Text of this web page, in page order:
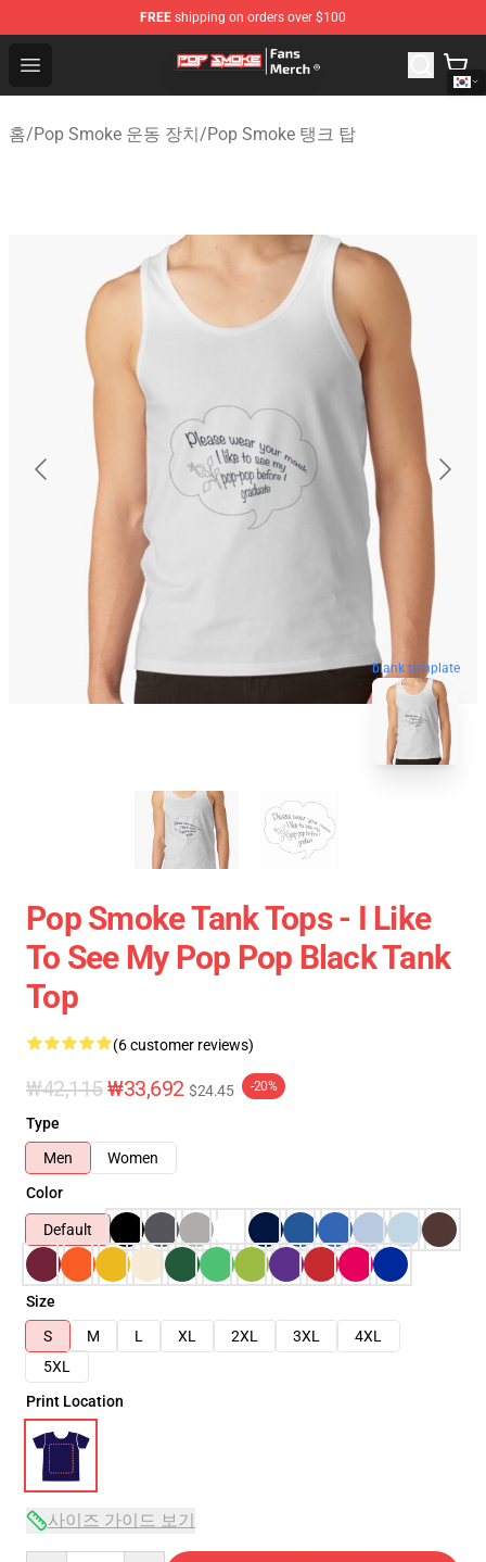
FREE shipping on orders over $100
Open menu
Pop Smoke Store - Official Pop Smoke Merchandise
홈/Pop Smoke 운동 장치/Pop Smoke 탱크 탑
blank template
Pop Smoke Tank Tops - I Like
To See My Pop Pop Black Tank
Top
(6 customer reviews)
₩42,115₩33,692 $24.45 -20%
Type
Men
Women
Color
Default
Size
S
M L XL 2XL 3XL
4XL
5XL
Print Location
사이즈 가이드 보기